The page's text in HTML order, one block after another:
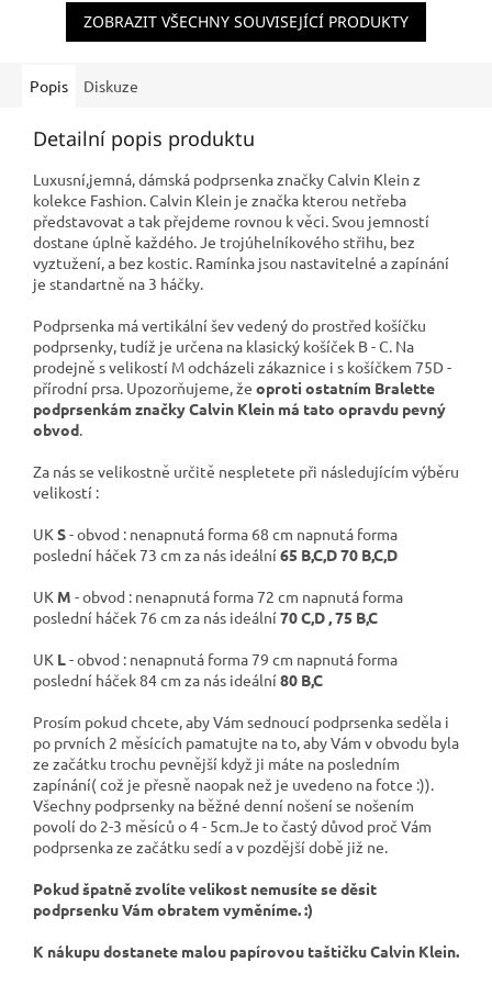
ZOBRAZIT VŠECHNY SOUVISEJÍCÍ PRODUKTY
Popis Diskuze
Detailní popis produktu
Luxusní,jemná, dámská podprsenka značky Calvin Klein z
kolekce Fashion. Calvin Klein je značka kterou netřeba
představovat a tak přejdeme rovnou k věci. Svou jemností
dostane úplně každého. Je trojúhelníkového střihu, bez
vyztužení, a bez kostic. Ramínka jsou nastavitelné a zapínání
je standartně na 3 háčky.
Podprsenka má vertikální šev vedený do prostřed košíčku
podprsenky, tudíž je určena na klasický košíček B - C. Na
prodejně s velikostí M odcházeli zákaznice i s košíčkem 75D -
přírodní prsa. Upozorňujeme, že oproti ostatním Bralette
podprsenkám značky Calvin Klein má tato opravdu pevný
obvod.
Za nás se velikostně určitě nespletete při následujícím výběru
velikostí :
UK S- obvod : nenapnutá forma 68 cm napnutá forma
poslední háček 73 cm za nás ideální 65 B,C,D 70 B,C,D
UK M - obvod : nenapnutá forma 72 cm napnutá forma
poslední háček 76 cm za nás ideální 70 C,D , 75 B,C
UK L- obvod : nenapnutá forma 79 cm napnutá forma
poslední háček 84 cm za nás ideální 80 B,C
Prosím pokud chcete, aby Vám sednoucí podprsenka seděla i
po prvních 2 měsících pamatujte na to, aby Vám v obvodu byla
ze začátku trochu pevnější když ji máte na posledním
zapínání( což je přesně naopak než je uvedeno na fotce :)).
Všechny podprsenky na běžné denní nošení se nošením
povolí do 2-3 měsíců o 4 - 5cm.Je to častý důvod proč Vám
podprsenka ze začátku sedí a v pozdější době již ne.
Pokud špatně zvolíte velikost nemusíte se děsit
podprsenku Vám obratem vyměníme. :)
K nákupu dostanete malou papírovou taštičku Calvin Klein.